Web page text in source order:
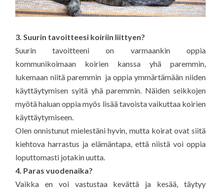
3. Suurin tavoitteesi koiriin liittyen?
Suurin tavoitteeni on varmaankin oppia
kommunikoimaan koirien kanssa yhä paremmin,
lukemaan niitä paremmin ja oppia ymmärtämään niiden
käyttäytymisen syitä yhä paremmin. Näiden seikkojen
myötä haluan oppia myös lisää tavoista vaikuttaa koirien
käyttäytymiseen.
Olen onnistunut mielestäni hyvin, mutta koirat ovat siitä
kiehtova harrastus ja elämäntapa, että niistä voi oppia
loputtomasti jotakin uutta.
4. Paras vuodenaika?
Vaikka en voi vastustaa kevättä ja kesää, täytyy